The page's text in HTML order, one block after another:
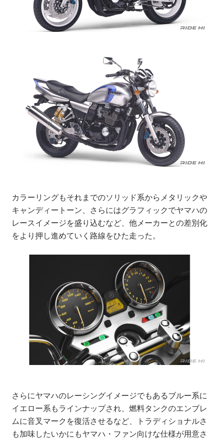
カラーリングもそれまでのソリッド系からメタリックや
キャンディートーン、さらにはグラフィックでヤマハの
レースイメージを盛り込むなど、他メーカーとの差別化
をより押し進めていく路線をひた走った。
さらにヤマハのレーシングイメージでもあるブルー系に
イエロー系もラインナップされ、燃料タンクのエンブレ
ムに音叉マークを復活させるなど、トラディショナルさ
も加味したいかにもヤマハ・ファン向けな仕様が用意さ